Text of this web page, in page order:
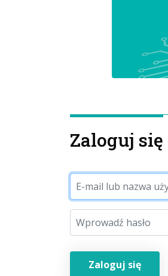
Zaloguj się
Zaloguj się